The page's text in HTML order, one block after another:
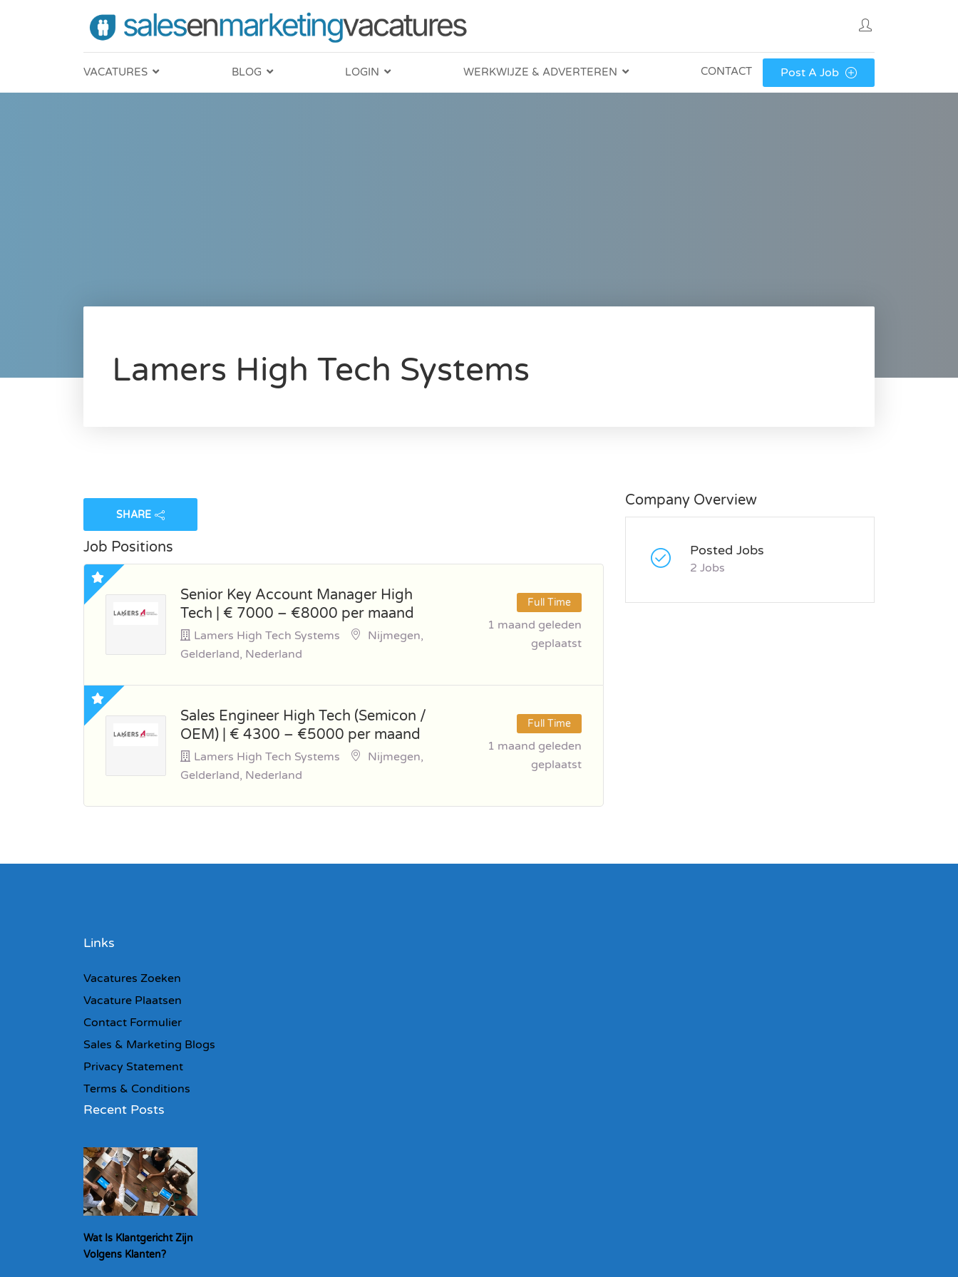
VACATURES BLOG LOGIN WERKWIJZE & ADVERTEREN CONTACT Post A Job
Lamers High Tech Systems
SHARE
Job Positions
Senior Key Account Manager High
Tech | € 7000 – €8000 per maand
Lamers High Tech Systems
Nijmegen,
Gelderland, Nederland
Full Time
1 maand geleden
geplaatst
Sales Engineer High Tech (Semicon /
OEM) | € 4300 – €5000 per maand
Lamers High Tech Systems
Nijmegen,
Gelderland, Nederland
Full Time
1 maand geleden
geplaatst
Company Overview
Posted Jobs
2 Jobs
Links
Vacatures Zoeken
Vacature Plaatsen
Contact Formulier
Sales & Marketing Blogs
Privacy Statement
Terms & Conditions
Recent Posts
Wat Is Klantgericht Zijn
Volgens Klanten?